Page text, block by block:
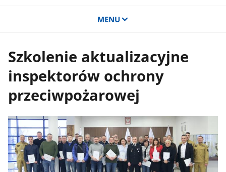
MENU
Szkolenie aktualizacyjne
inspektorów ochrony
przeciwpożarowej